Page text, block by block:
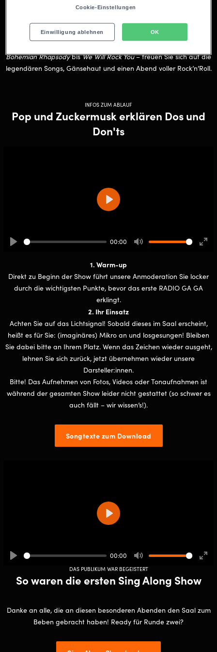
Momente und echtem Konzertfeeling:
31.07 & 22.08.26
Bei ausgewählten Songs darf live mitsingen und gemeinsam mit
Bohemian RhapsodybisWe Will Rock You– freuen Sie sich auf die
legendären Songs, Gänsehaut und einen Abend voller Rock’n’Roll.
INFOS ZUM ABLAUF
Pop und Zuckermusk erklären Dos und
Don'ts
00:00
Play
1. Warm-up
Direkt zu Beginn der Show führt unsere Anmoderation Sie locker
durch die wichtigsten Punkte, bevor das erste RADIO GA GA
erklingt.
2. Ihr Einsatz
Achten Sie auf das Lichtsignal! Sobald dieses im Saal erscheint,
heißt es für Sie: (imaginäres) Mikro an und losgesungen! Bleiben
Sie dabei bitte an Ihrem Platz. Wenn das Zeichen wieder ausgeht,
lehnen Sie sich zurück, jetzt übernehmen wieder unsere
Darsteller:innen.
Bitte! Das Aufnehmen von Fotos, Videos oder Tonaufnahmen ist
während der gesamten Show leider nicht gestattet (so schwer es
auch fällt – wir wissen’s!).
Songtexte zum Download
DAS PUBLIKUM WAR BEGEISTERT
So waren die ersten Sing Along Show
Danke an alle, die an diesen besonderen Abenden den Saal zum
Beben gebracht haben! Ready für Runde zwei?
00:00
Mute
Play
Cookie-Einstellungen
Einwilligung ablehnen OK